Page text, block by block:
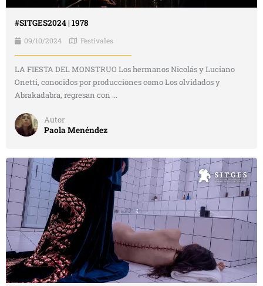
#SITGES2024 | 1978
09/10/2024 Festivales
LA FIESTA DEL MONSTRUO Los hermanos Nicolás y Luciano
Onetti, conocidos por producciones como Los olvidados y
Abrakadabra, regresan con ...
Autor
Paola Menéndez